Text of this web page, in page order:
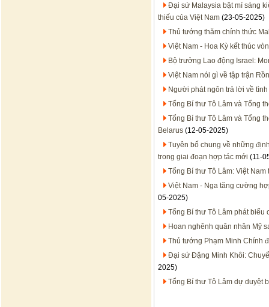
Đại sứ Malaysia bật mí sáng
thiếu của Việt Nam (23-05-2025)
Thủ tướng thăm chính thức
Việt Nam - Hoa Kỳ kết thúc
Bộ trưởng Lao động Israel:
Việt Nam nói gì về tập trận
Người phát ngôn trả lời về
Tổng Bí thư Tô Lâm và Tổng
Tổng Bí thư Tô Lâm và Tổng
Belarus (12-05-2025)
Tuyên bố chung về những
trong giai đoạn hợp tác mới (11-
Tổng Bí thư Tô Lâm: Việt
Việt Nam - Nga tăng cường
05-2025)
Tổng Bí thư Tô Lâm phát
Hoan nghênh quân nhân Mỹ
Thủ tướng Phạm Minh Chính
Đại sứ Đặng Minh Khôi:
2025)
Tổng Bí thư Tô Lâm dự duyệt